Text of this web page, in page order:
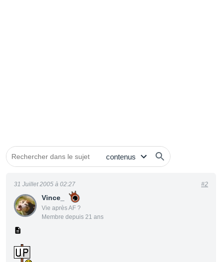
Vince_
Vie après AF ?
Membre depuis 21 ans
31 Juillet 2005 à 02:27 #2